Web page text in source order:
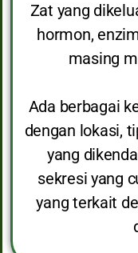
Zat yang
hormon,
masing
Ada berbagai
dengan lokasi,
yang
sekresi yang
yang terkait